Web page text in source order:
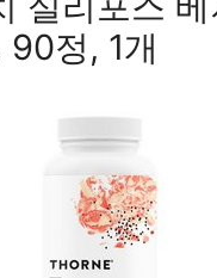
90정, 1개